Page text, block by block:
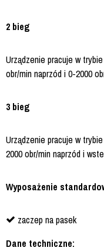
2 bieg
Urządzenie pracuje w
obr/min naprzód i 0-2000
3 bieg
Urządzenie pracuje w
2000 obr/min naprzód i
Wyposażenie
zaczep na pasek
Dane techniczne: